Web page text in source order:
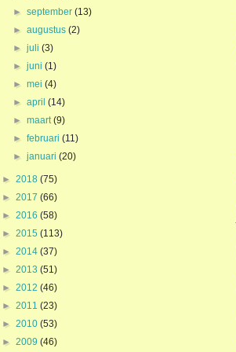
►september(13)
►augustus(2)
►juli(3)
►juni(1)
►mei(4)
►april(14)
►maart(9)
►februari(11)
►januari(20)
► 2018 (75)
► 2017 (66)
► 2016 (58)
► 2015 (113)
► 2014 (37)
► 2013 (51)
► 2012 (46)
► 2011 (23)
► 2010 (53)
► 2009 (46)